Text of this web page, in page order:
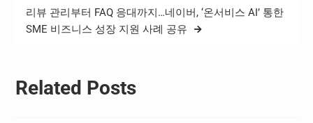
회의, 과제 발표, 피드백 과정
에 참여한다. 아울러 넷마블
의 온·오프라인 행사를 직접
리뷰 관리부터 FAQ 응대까지…네이버, ‘온서비스 AI’ 통한
SME 비즈니스 성장 지원 사례 공유
Related Posts